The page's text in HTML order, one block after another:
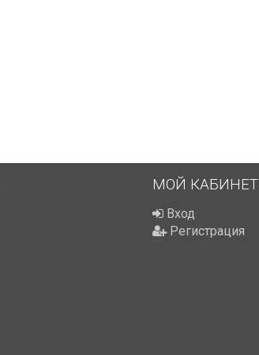
МОЙ КАБИНЕТ
Вход
Регистрация